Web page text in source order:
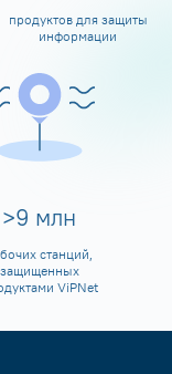
продуктов для защиты
информации
>10 млн
станций,
защищенных
ViPNet